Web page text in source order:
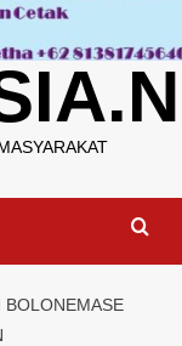
BOLONEMASE